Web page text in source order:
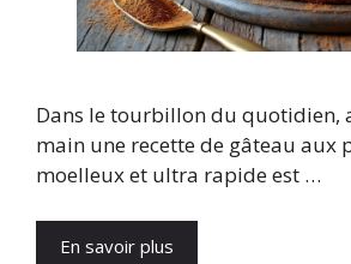
Dans le tourbillon du quotidien,
main une recette de gâteau aux
moelleux et ultra rapide est …
En savoir plus